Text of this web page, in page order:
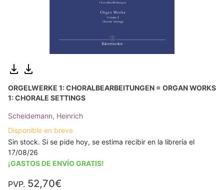
ORGELWERKE 1: CHORALBEARBEITUNGEN = ORGAN WORKS
1: CHORALE SETTINGS
Scheidemann, Heinrich
Disponible en breve
Sin stock. Si se pide hoy, se estima recibir en la librería el
17/08/26
¡GASTOS DE ENVÍO GRATIS!
PVP. 52,70€